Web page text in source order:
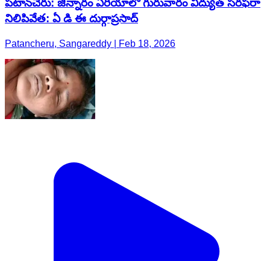
నిలిపివేత: ఏ డి ఈ దుర్గాప్రసాద్
Patancheru, Sangareddy | Feb 18, 2026